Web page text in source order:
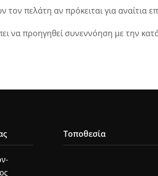
πελάτη αν πρόκειται για αναίτια
να προηγηθεί συνεννόηση με την
Τοποθεσία